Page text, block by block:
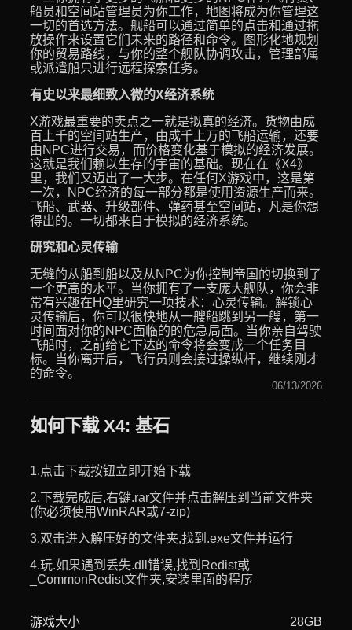
船员和空间站管理员为你工作，地图将成为你管理这
一切的首选方法。舰船可以通过简单的点击和通过拖
放操作来设置它们未来的路径和命令。图形化地规划
你的贸易路线，与你的整个舰队协调攻击，管理部属
或派遣船只进行远程探索任务。
有史以来最细致入微的X经济系统
X游戏最重要的卖点之一就是拟真的经济。货物由成
百上千的空间站生产，由成千上万的飞船运输，还要
由NPC进行交易，而价格变化基于模拟的经济发展。
这就是我们赖以生存的宇宙的基础。现在在《X4》
里，我们又迈出了一大步。在任何X游戏中，这是第
一次，NPC经济的每一部分都是使用资源生产而来。
飞船、武器、升级部件、弹药甚至空间站，凡是你想
得出的。一切都来自于模拟的经济系统。
研究和心灵传输
无缝的从船到船以及从NPC为你控制帝国的切换到了
一个更高的水平。当你拥有了一支庞大舰队，你会非
常有兴趣在HQ里研究一项技术：心灵传输。解锁心
灵传输后，你可以很快地从一艘船跳到另一艘，第一
时间面对你的NPC面临的的危急局面。当你亲自驾驶
飞船时，之前给它下达的命令将会变成一个任务目
标。当你离开后，飞行员则会接过操纵杆，继续刚才
的命令。
06/13/2026
如何下载 X4: 基石
1.点击下载按钮立即开始下载
2.下载完成后,右键.rar文件并点击解压到当前文件夹
(你必须使用WinRAR或7-zip)
3.双击进入解压好的文件夹,找到.exe文件并运行
4.玩.如果遇到丢失.dll错误,找到Redist或
_CommonRedist文件夹,安装里面的程序
游戏大小 28GB